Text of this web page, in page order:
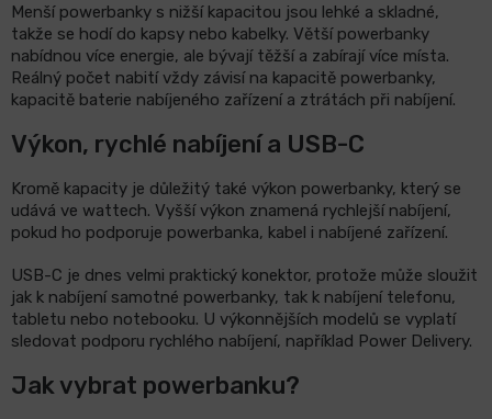
Menší powerbanky s nižší kapacitou jsou lehké a skladné,
takže se hodí do kapsy nebo kabelky. Větší powerbanky
nabídnou více energie, ale bývají těžší a zabírají více místa.
Reálný počet nabití vždy závisí na kapacitě powerbanky,
kapacitě baterie nabíjeného zařízení a ztrátách při nabíjení.
Výkon, rychlé nabíjení a USB-C
Kromě kapacity je důležitý také výkon powerbanky, který se
udává ve wattech. Vyšší výkon znamená rychlejší nabíjení,
pokud ho podporuje powerbanka, kabel i nabíjené zařízení.
USB-C je dnes velmi praktický konektor, protože může sloužit
jak k nabíjení samotné powerbanky, tak k nabíjení telefonu,
tabletu nebo notebooku. U výkonnějších modelů se vyplatí
sledovat podporu rychlého nabíjení, například Power Delivery.
Jak vybrat powerbanku?